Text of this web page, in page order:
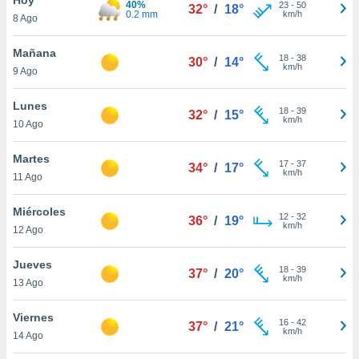
y
en
más
de
8 Ago
40%
0.2 mm
32° / 18° 23- 50
km/h
Mañana
9 Ago
30° / 14° 18- 38
km/h
Lunes
10 Ago
32° / 15° 18- 39
km/h
Martes
11 Ago
34° / 17° 17- 37
km/h
Miércoles
12 Ago
36° / 19° 12- 32
km/h
Jueves
13 Ago
37° / 20° 18- 39
km/h
Viernes
14 Ago
37° / 21° 16- 42
km/h